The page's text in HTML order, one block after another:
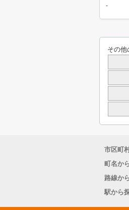
-
その他
市区町
町名か
路線か
駅から